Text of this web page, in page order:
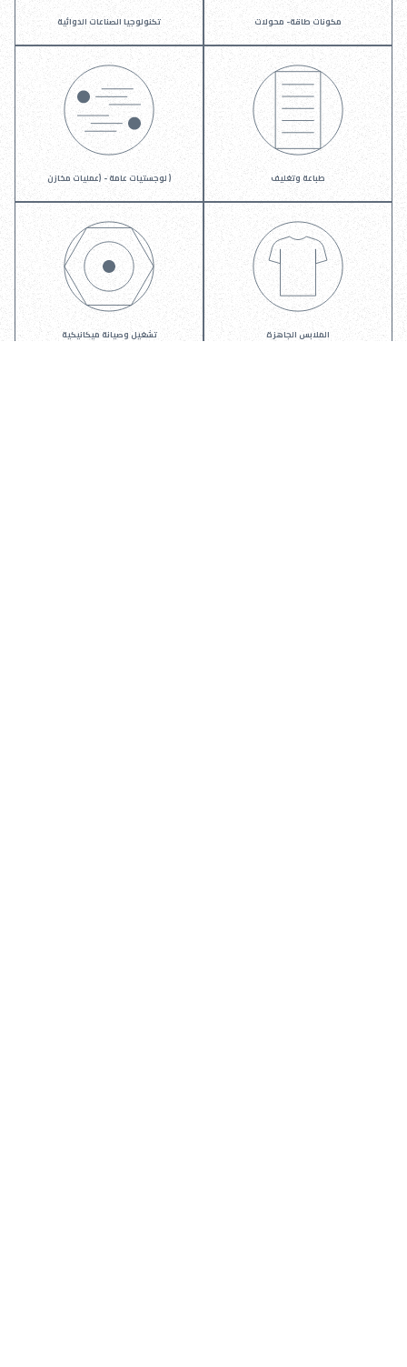
مكونات طاقة- محولات تكنولوجيا الصناعات الدوائية
طباعة وتغليف ( لوجستيات عامة - (عمليات مخازن
الملابس الجاهزة تشغيل وصيانة ميكانيكية